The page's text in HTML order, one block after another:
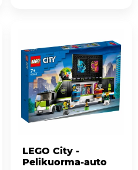
LEGO City -
Pelikuorma-auto